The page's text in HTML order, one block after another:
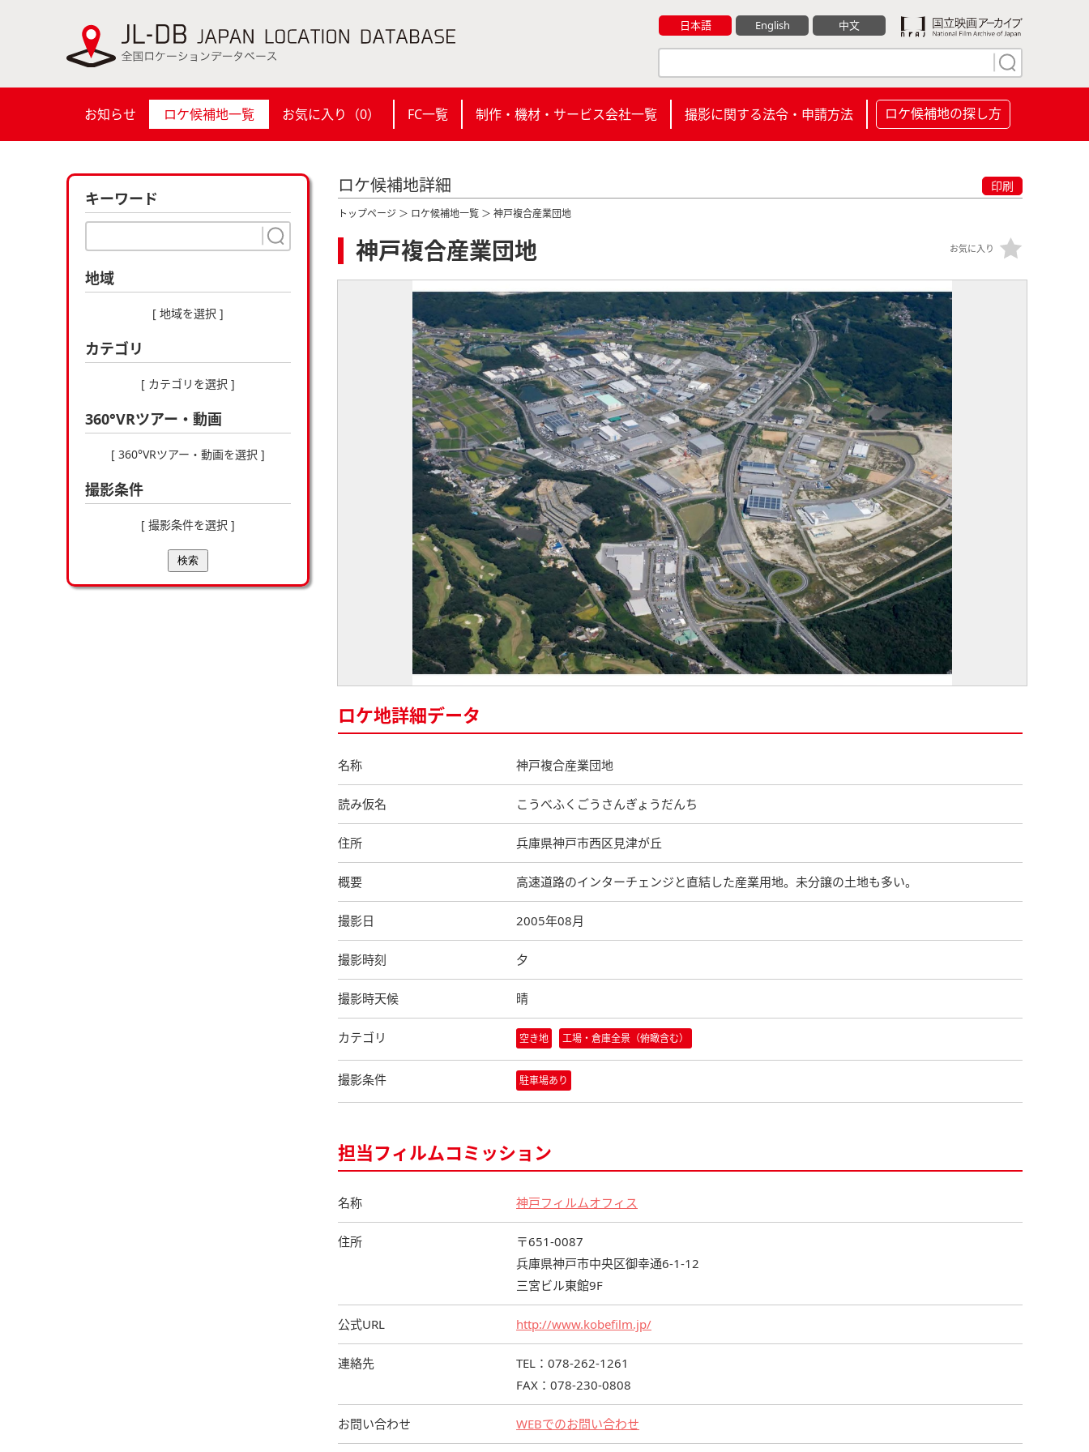
日本語 English 中文
お知らせ ロケ候補地一覧 お気に入り（0） FC一覧 制作・機材・サービス会社一覧 撮影に関する法令・申請方法 ロケ候補地の探し方
キーワード
地域
[ 地域を選択 ]
カテゴリ
[ カテゴリを選択 ]
360°VRツアー・動画
[ 360°VRツアー・動画を選択 ]
撮影条件
[ 撮影条件を選択 ]
検索
ロケ候補地詳細 印刷
トップページ ＞ ロケ候補地一覧 ＞ 神戸複合産業団地
神戸複合産業団地 お気に入り
ロケ地詳細データ
名称 神戸複合産業団地
読み仮名 こうべふくごうさんぎょうだんち
住所 兵庫県神戸市西区見津が丘
概要 高速道路のインターチェンジと直結した産業用地。未分譲の土地も多い。
撮影日 2005年08月
撮影時刻 夕
撮影時天候 晴
カテゴリ 空き地 工場・倉庫全景（俯瞰含む）
撮影条件 駐車場あり
担当フィルムコミッション
名称 神戸フィルムオフィス
住所
〒651-0087
兵庫県神戸市中央区御幸通6-1-12
三宮ビル東館9F
公式URL http://www.kobefilm.jp/
連絡先
TEL：078-262-1261
FAX：078-230-0808
お問い合わせ WEBでのお問い合わせ